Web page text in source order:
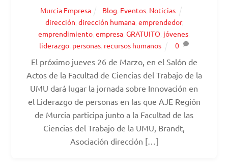
Murcia Empresa Blog Eventos, Noticias
dirección dirección humana, emprendedor,
emprendimiento empresa GRATUITO jóvenes
liderazgo, personas, recursos humanos 0
El próximo jueves 26 de Marzo, en el Salón de
Actos de la Facultad de Ciencias del Trabajo de la
UMU dará lugar la jornada sobre Innovación en
el Liderazgo de personas en las que AJE Región
de Murcia participa junto a la Facultad de las
Ciencias del Trabajo de la UMU, Brandt,
Asociación dirección […]